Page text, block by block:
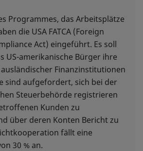
Programmes, das Arbeitsplätze
die USA FATCA (Foreign
Act) eingeführt. Es soll
US-amerikanische Bürger ihre
Finanzinstitutionen
sind aufgefordert, sich bei der
Steuerbehörde registrieren
Kunden zu
über deren Konten Bericht zu
fällt eine
30 % an.